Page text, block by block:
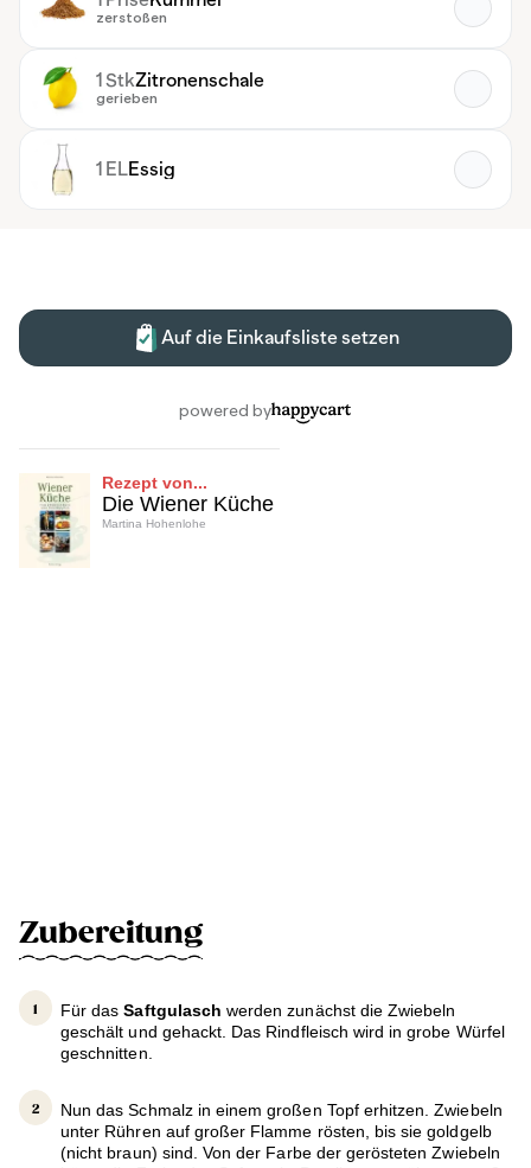
Rezept von...
Die Wiener Küche
Martina Hohenlohe
Zubereitung
Für dasSaftgulasch werden zunächst die Zwiebeln
geschält und gehackt. Das Rindfleisch wird in grobe Würfel
geschnitten.
Nun das Schmalz in einem großen Topf erhitzen. Zwiebeln
unter Rühren auf großer Flamme rösten, bis sie goldgelb
(nicht braun) sind. Von der Farbe der gerösteten Zwiebeln